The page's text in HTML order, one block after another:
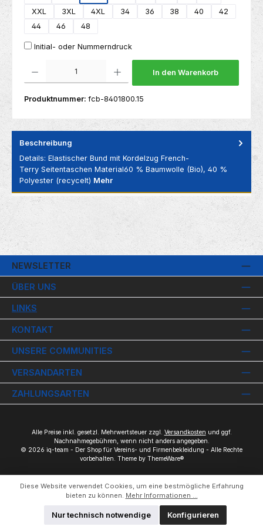
XXL
3XL 4XL 34 36 38 40
42
44
46 48
Initial- oder Nummerndruck
Produkt Anzahl: Gib den gewünschten Wert ein oder benutze die Schaltflächen um
In den Warenkorb
Produktnummer: fcb-8401800.15
Beschreibung
Details: Elastischer Bund mit Kordelzug French-
Terry Seitentaschen Material60 % Baumwolle (Bio), 40 %
Polyester (recycelt) Mehr
NEWSLETTER
ÜBER UNS
LINKS
KONTAKT
UNSERE COMMUNITIES
VERSANDARTEN
ZAHLUNGSARTEN
Alle Preise inkl. gesetzl. Mehrwertsteuer zzgl. Versandkosten und ggf.
Nachnahmegebühren, wenn nicht anders angegeben.
© 2026 iq-team - Der Shop für Vereins- und Firmenbekleidung - Alle Rechte
vorbehalten. Theme by ThemeWare®
Diese Website verwendet Cookies, um eine bestmögliche Erfahrung
bieten zu können. Mehr Informationen ...
Nur technisch notwendige Konfigurieren